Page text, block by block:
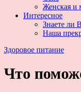
Женская и
Интересное
Знаете ли
Наша
Здоровое питание
Что